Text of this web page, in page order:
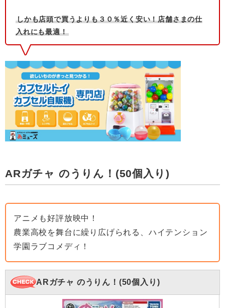
しかも店頭で買うよりも３０％近く安い！店舗さまの仕
入れにも最適！
ARガチャ のうりん！(50個入り)
アニメも好評放映中！
農業高校を舞台に繰り広げられる、ハイテンション
学園ラブコメディ！
ARガチャ のうりん！(50個入り)